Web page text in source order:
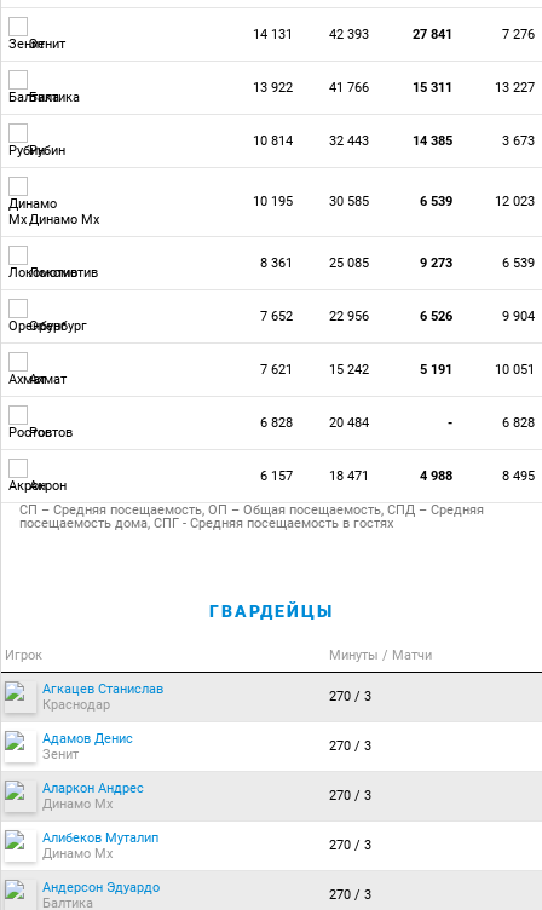
Зенит
14 131 42 393 27 841 7 276
Балтика
13 922 41 766 15 311 13 227
Рубин
10 814 32 443 14 385 3 673
Динамо Мх
10 195 30 585 6 539 12 023
Локомотив
8 361 25 085 9 273 6 539
Оренбург
7 652 22 956 6 526 9 904
Ахмат
7 621 15 242 5 191 10 051
Ростов
6 828 20 484 - 6 828
Акрон
6 157 18 471 4 988 8 495
СП – Средняя посещаемость, ОП – Общая посещаемость, СПД – Средняя
посещаемость дома, СПГ - Средняя посещаемость в гостях
ГВАРДЕЙЦЫ
Игрок Минуты / Матчи
Агкацев Станислав
Краснодар
270 / 3
Адамов Денис
Зенит
270 / 3
Аларкон Андрес
Динамо Мх
270 / 3
Алибеков Муталип
Динамо Мх
270 / 3
Андерсон Эдуардо
Балтика
270 / 3